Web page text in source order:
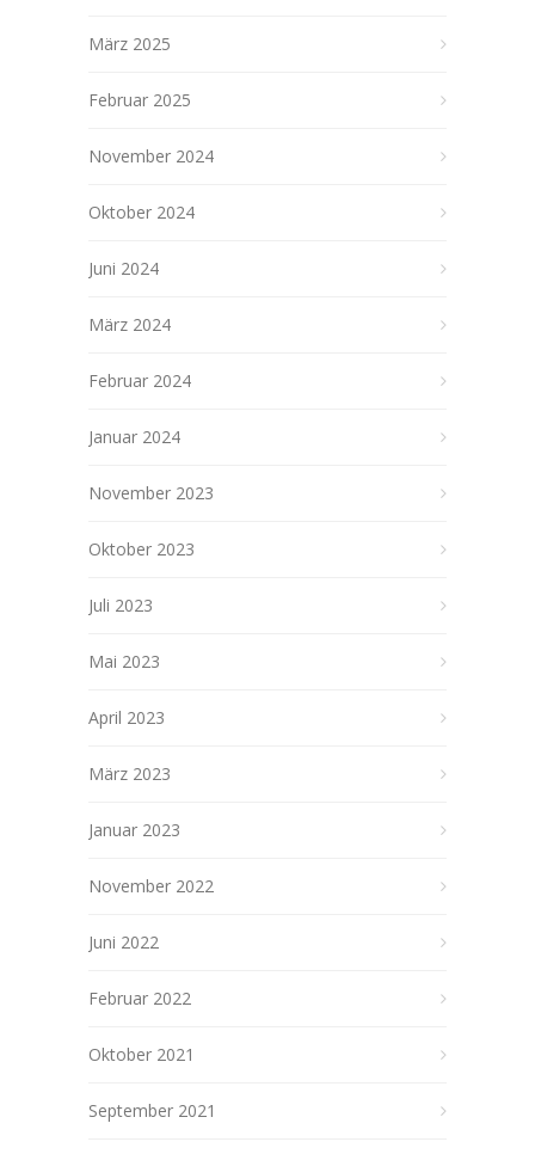
März 2025
Februar 2025
November 2024
Oktober 2024
Juni 2024
März 2024
Februar 2024
Januar 2024
November 2023
Oktober 2023
Juli 2023
Mai 2023
April 2023
März 2023
Januar 2023
November 2022
Juni 2022
Februar 2022
Oktober 2021
September 2021